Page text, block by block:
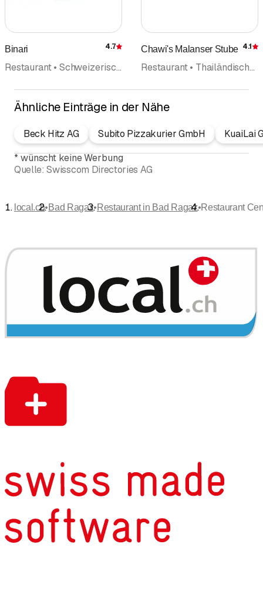
Binari Bewertung
4.7
Restaurant • Schweizerische Küche • Bankett • Mittagstisch • Vegetarische Spezialitäten
Chawi's Malanser Stube 4.1
Restaurant • Thailändische Küche • Take Away • Schweizerische Küche
Ähnliche Einträge in der Nähe
Beck Hitz AG Subito Pizzakurier GmbH
KuaiLai
*wünscht keine Werbung
Quelle: Swisscom Directories AG
local.ch•Bad Ragaz•Restaurant in Bad Ragaz•Restaurant